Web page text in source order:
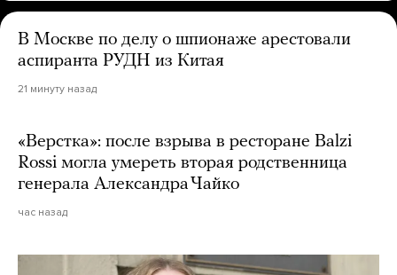
В Москве по делу о шпионаже арестовали
аспиранта РУДН из Китая
21 минуту назад
«Верстка»: после взрыва в ресторане Balzi
Rossi могла умереть вторая родственница
генерала Александра Чайко
час назад